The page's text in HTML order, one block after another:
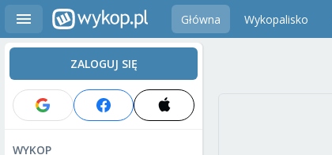
Główna Wykopalisko
ZALOGUJ SIĘ
WYKOP